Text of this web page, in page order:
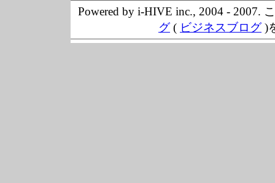
Powered by i-HIVE inc., 2004 - 2007.
グ( ビジネスブログ)